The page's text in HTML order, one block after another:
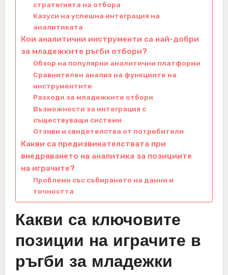
стратегията на отбора
Казуси на успешна интеграция на
аналитиката
Кои аналитични инструменти са най-добри
за младежките ръгби отбори?
Обзор на популярни аналитични платформи
Сравнителен анализ на функциите на
инструментите
Разходи за младежките отбори
Възможности за интеграция с
съществуващи системи
Отзиви и свидетелства от потребители
Какви са предизвикателствата при
внедряването на аналитика за позициите
на играчите?
Проблеми със събирането на данни и
точността
Какви са ключовите
позиции на играчите в
ръгби за младежки